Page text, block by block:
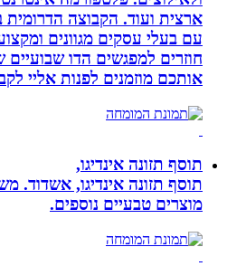
ארצית ועוד. הקבוצה הדרומית
עם בעלי עסקים מגוונים
חוזרים למפגשים הדו שבועיים
אותכם מוזמנים לפנות אליי
תוסף תזונה אינדיגו,
תוסף תזונה אינדיגו, אשדוד.
מוצרים טבעיים נוספים.